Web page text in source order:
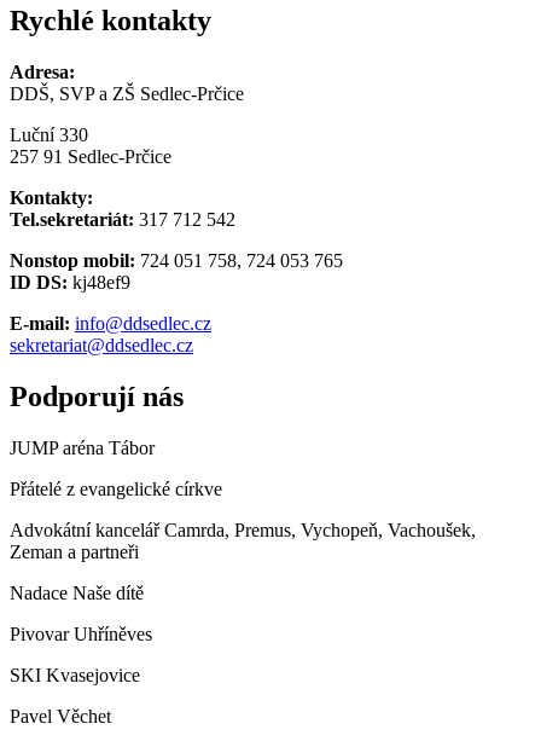
Rychlé kontakty
Adresa:
DDŠ, SVP a ZŠ Sedlec-Prčice
Luční 330
257 91 Sedlec-Prčice
Kontakty:
Tel.sekretariát: 317 712 542
Nonstop mobil: 724 051 758, 724 053 765
ID DS: kj48ef9
E-mail: info@ddsedlec.cz
sekretariat@ddsedlec.cz
Podporují nás
JUMP aréna Tábor
Přátelé z evangelické církve
Advokátní kancelář Camrda, Premus, Vychopeň, Vachoušek,
Zeman a partneři
Nadace Naše dítě
Pivovar Uhříněves
SKI Kvasejovice
Pavel Věchet